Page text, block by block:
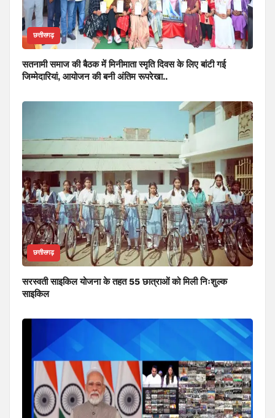
छत्तीसगढ़
सतनामी समाज की बैठक में मिनीमाता स्मृति दिवस के लिए बांटी गई
जिम्मेदारियां, आयोजन की बनी अंतिम रूपरेखा..
छत्तीसगढ़
सरस्वती साइकिल योजना के तहत 55 छात्राओं को मिली निःशुल्क
साइकिल